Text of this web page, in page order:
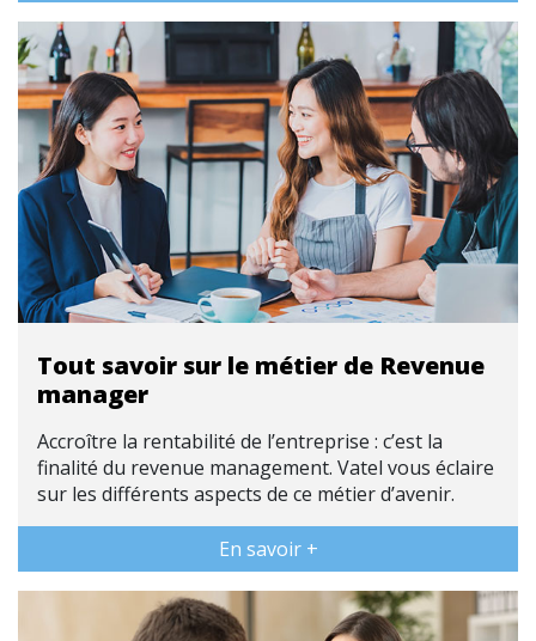
Tout savoir sur le métier de Revenue
manager
Accroître la rentabilité de l’entreprise : c’est la
finalité du revenue management. Vatel vous éclaire
sur les différents aspects de ce métier d’avenir.
En savoir +